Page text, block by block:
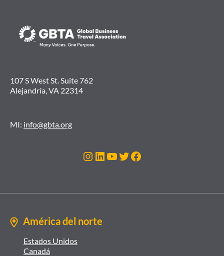
107 S West St. Suite 762
Alejandría, VA 22314
MI: info@gbta.org
Instagram
LinkedIn
YouTube
Twitter
Facebook
América del norte
Estados Unidos
Canadá